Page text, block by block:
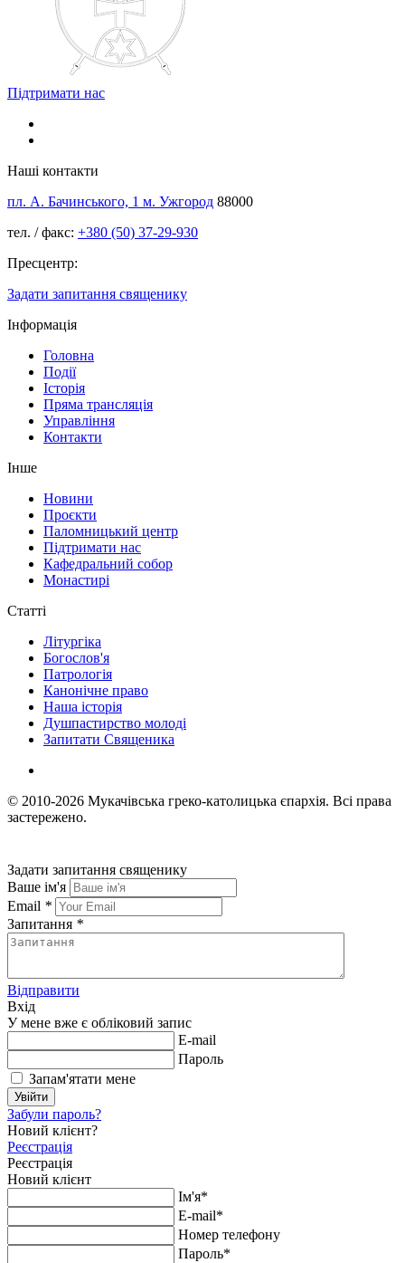
Підтримати нас
Наші контакти
пл. А. Бачинського, 1 м. Ужгород 88000
тел. / факс: +380 (50) 37-29-930
Пресцентр:
Задати запитання священику
Інформація
Головна
Події
Історія
Пряма трансляція
Управління
Контакти
Інше
Новини
Проєкти
Паломницький центр
Підтримати нас
Кафедральний собор
Монастирі
Статті
Літургіка
Богослов'я
Патрологія
Канонічне право
Наша історія
Душпастирство молоді
Запитати Священика
© 2010-2026 Мукачівська греко-католицька єпархія. Всі права
застережено.
Задати запитання священику
Ваше ім'я
Email *
Запитання *
Відправити
Вхід
У мене вже є обліковий запис
E-mail
Пароль
Запам'ятати мене
Увійти
Забули пароль?
Новий клієнт?
Реєстрація
Реєстрація
Новий клієнт
Ім'я*
E-mail*
Номер телефону
Пароль*